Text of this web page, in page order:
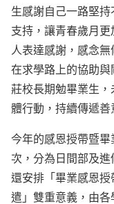
生感謝自己一路堅
支持，讓青春歲月
人表達感謝，感念
在求學路上的協助
莊校長期勉畢業生
體行動，持續傳遞善
今年的感恩授帶暨
次，分為日間部及
還安排「畢業感恩
遣」雙重意義，由